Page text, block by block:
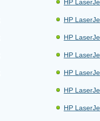
HP
HP
HP
HP
HP
HP
HP